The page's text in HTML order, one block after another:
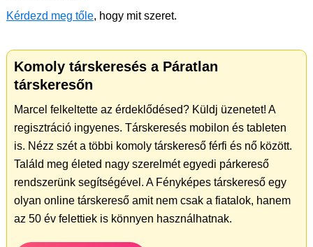
Kérdezd meg tőle, hogy mit szeret.
Komoly társkeresés a Páratlan
társkeresőn
Marcel felkeltette az érdeklődésed? Küldj üzenetet! A
regisztráció ingyenes. Társkeresés mobilon és tableten
is. Nézz szét a többi komoly társkereső férfi és nő között.
Találd meg életed nagy szerelmét egyedi párkereső
rendszerünk segítségével. A Fényképes társkereső egy
olyan online társkereső amit nem csak a fiatalok, hanem
az 50 év felettiek is könnyen használhatnak.